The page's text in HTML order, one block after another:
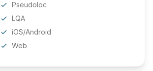
Pseudoloc
LQA
iOS/Android
Web